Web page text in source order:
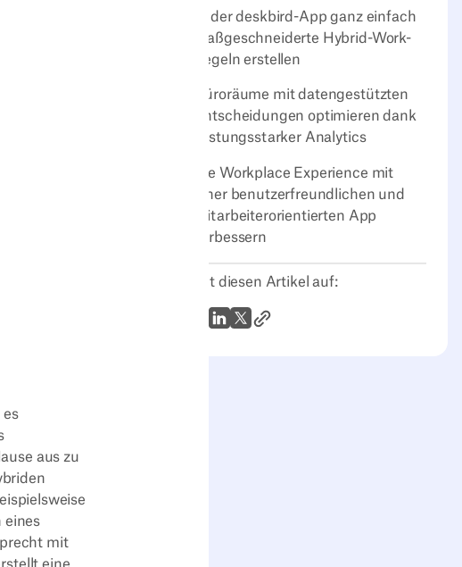
In der deskbird-App ganz einfach
maßgeschneiderte Hybrid-Work-
Regeln erstellen
Büroräume mit datengestützten
Entscheidungen optimieren dank
leistungsstarker Analytics
Die Workplace Experience mit
einer benutzerfreundlichen und
mitarbeiterorientierten App
verbessern
Teilt diesen Artikel auf:
WhatsApp
LinkedIn
X (Twitter)
Link zum Artikel
es
aus zu
eines
mit
eine